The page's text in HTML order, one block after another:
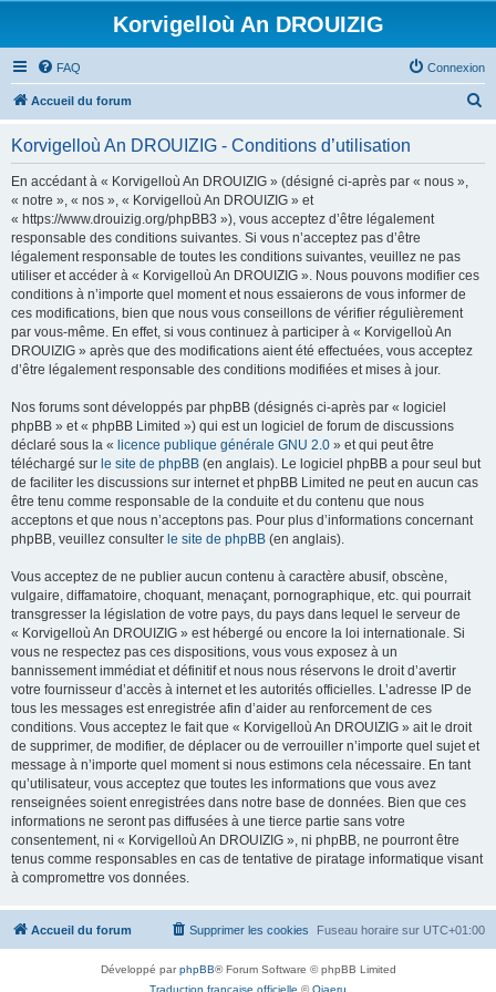
Korvigelloù An DROUIZIG
FAQ Connexion
Accueil du forum
Korvigelloù An DROUIZIG - Conditions d’utilisation
En accédant à « Korvigelloù An DROUIZIG » (désigné ci-après par « nous »,
« notre », « nos », « Korvigelloù An DROUIZIG » et
« https://www.drouizig.org/phpBB3 »), vous acceptez d’être légalement
responsable des conditions suivantes. Si vous n’acceptez pas d’être
légalement responsable de toutes les conditions suivantes, veuillez ne pas
utiliser et accéder à « Korvigelloù An DROUIZIG ». Nous pouvons modifier ces
conditions à n’importe quel moment et nous essaierons de vous informer de
ces modifications, bien que nous vous conseillons de vérifier régulièrement
par vous-même. En effet, si vous continuez à participer à « Korvigelloù An
DROUIZIG » après que des modifications aient été effectuées, vous acceptez
d’être légalement responsable des conditions modifiées et mises à jour.
Nos forums sont développés par phpBB (désignés ci-après par « logiciel
phpBB » et « phpBB Limited ») qui est un logiciel de forum de discussions
déclaré sous la « licence publique générale GNU 2.0 » et qui peut être
téléchargé sur le site de phpBB (en anglais). Le logiciel phpBB a pour seul but
de faciliter les discussions sur internet et phpBB Limited ne peut en aucun cas
être tenu comme responsable de la conduite et du contenu que nous
acceptons et que nous n’acceptons pas. Pour plus d’informations concernant
phpBB, veuillez consulter le site de phpBB (en anglais).
Vous acceptez de ne publier aucun contenu à caractère abusif, obscène,
vulgaire, diffamatoire, choquant, menaçant, pornographique, etc. qui pourrait
transgresser la législation de votre pays, du pays dans lequel le serveur de
« Korvigelloù An DROUIZIG » est hébergé ou encore la loi internationale. Si
vous ne respectez pas ces dispositions, vous vous exposez à un
bannissement immédiat et définitif et nous nous réservons le droit d’avertir
votre fournisseur d’accès à internet et les autorités officielles. L’adresse IP de
tous les messages est enregistrée afin d’aider au renforcement de ces
conditions. Vous acceptez le fait que « Korvigelloù An DROUIZIG » ait le droit
de supprimer, de modifier, de déplacer ou de verrouiller n’importe quel sujet et
message à n’importe quel moment si nous estimons cela nécessaire. En tant
qu’utilisateur, vous acceptez que toutes les informations que vous avez
renseignées soient enregistrées dans notre base de données. Bien que ces
informations ne seront pas diffusées à une tierce partie sans votre
consentement, ni « Korvigelloù An DROUIZIG », ni phpBB, ne pourront être
tenus comme responsables en cas de tentative de piratage informatique visant
à compromettre vos données.
Accueil du forum Fuseau horaire sur UTC+01:00
Supprimer les cookies
Développé parphpBB® Forum Software © phpBB Limited
Traduction française officielle ©Qiaeru